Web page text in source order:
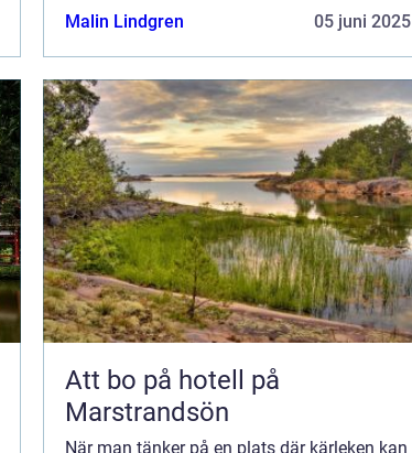
Malin Lindgren
05 juni 2025
Att bo på hotell på
Marstrandsön
När man tänker på en plats där kärleken kan